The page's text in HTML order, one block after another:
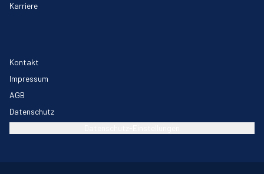
Karriere
Kontakt
Impressum
AGB
Datenschutz